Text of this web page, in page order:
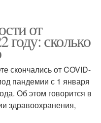
от
году: сколько
скончались от COVID-
пандемии с 1 января
Об этом говорится в
здравоохранения,